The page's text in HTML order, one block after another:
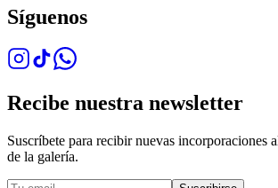
Síguenos
Recibe nuestra newsletter
Suscríbete para recibir nuevas incorporaciones
de la galería.